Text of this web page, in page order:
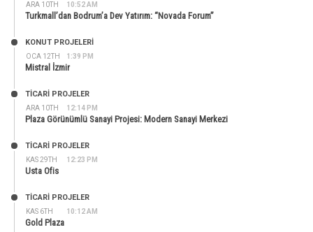
ARA 10TH 10:52 AM
Turkmall’dan Bodrum’a Dev Yatırım: “Novada Forum”
OCA 12TH 1:39 PM
KONUT PROJELERI
Mistral İzmir
ARA 10TH 12:14 PM
TİCARİ PROJELER
Plaza Görünümlü Sanayi Projesi: Modern Sanayi Merkezi
KAS 29TH 12:23 PM
TİCARİ PROJELER
Usta Ofis
KAS 6TH 10:12 AM
TİCARİ PROJELER
Gold Plaza